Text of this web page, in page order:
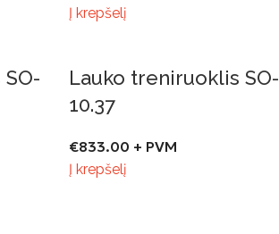
Į krepšelį
Lauko treniruoklis SO-
10.37
€833.00 + PVM
Į krepšelį